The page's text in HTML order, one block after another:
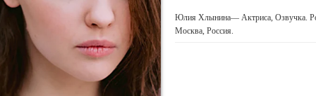
Юлия Хлынина— Актриса, Озвучка.
Москва, Россия.